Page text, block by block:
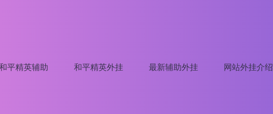
平精英辅助 和平精英外挂 最新辅助外挂 网站外挂介绍